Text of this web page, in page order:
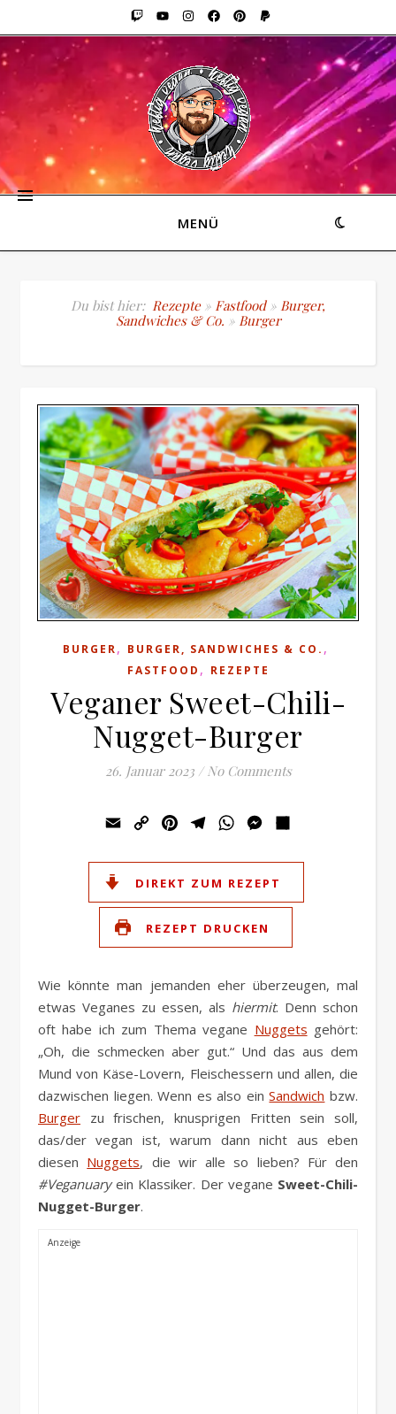
MENÜ
Du bist hier: Rezepte» Fastfood» Burger,
Sandwiches & Co. » Burger
BURGER, BURGER, SANDWICHES & CO. ,
FASTFOOD , REZEPTE
Veganer Sweet-Chili-
Nugget-Burger
26. Januar 2023 / No Comments
Email
Copy
PinterestTelegramWhatsAppMessenger
DIREKT ZUM REZEPT
REZEPT DRUCKEN
Wie könnte man jemanden eher überzeugen, mal
etwas Veganes zu essen, als hiermit. Denn schon
oft habe ich zum Thema vegane Nuggets gehört:
„Oh, die schmecken aber gut.“ Und das aus dem
Mund von Käse-Lovern, Fleischessern und allen, die
dazwischen liegen. Wenn es also einSandwich bzw.
Burger zu frischen, knusprigen Fritten sein soll,
das/der vegan ist, warum dann nicht aus eben
diesen Nuggets, die wir alle so lieben? Für den
#Veganuaryein Klassiker. Der vegane Sweet-Chili-
Nugget-Burger.